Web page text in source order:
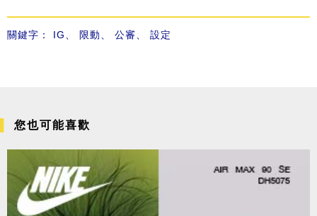
關鍵字： IG 限動 公審 設定
您也可能喜歡